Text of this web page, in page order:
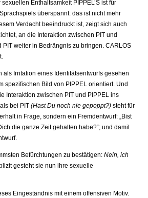
Enthaltsamkeit PIPPEL’S ist für
überspannt: das ist nicht mehr
Verdacht beeindruckt ist, zeigt sich auch
an die Interaktion zwischen PIT und
PIT weiter in Be­drängnis zu bringen. CARLOS
als Irritation eines Identitätsentwurfs gesehen
spezifischen Bild von PIPPEL orientiert. Und
Interak­tion zwischen PIT und PIPPEL ins
bei PIT (Hast Du noch nie gepoppt?) steht für
in Frage, sondern ein Fremdentwurf: „Bist
die ganze Zeit gehalten habe?“; und damit
Befürchtungen zu bestätigen: Nein, ich
gesteht sie nun ihre sexuelle
Eingeständnis mit einem offensiven Motiv.